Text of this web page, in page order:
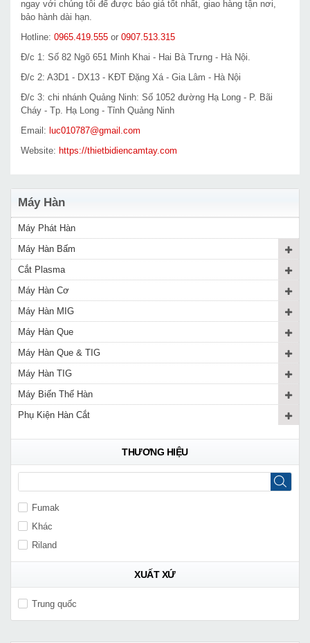
ngay với chúng tôi để được báo giá tốt nhất, giao hàng tận nơi,
bảo hành dài hạn.
Hotline: 0965.419.555 or 0907.513.315
Đ/c 1: Số 82 Ngõ 651 Minh Khai - Hai Bà Trưng - Hà Nội.
Đ/c 2: A3D1 - DX13 - KĐT Đặng Xá - Gia Lâm - Hà Nội
Đ/c 3: chi nhánh Quảng Ninh: Số 1052 đường Hạ Long - P. Bãi
Cháy - Tp. Hạ Long - Tỉnh Quảng Ninh
Email: luc010787@gmail.com
Website: https://thietbidiencamtay.com
Máy Hàn
Máy Phát Hàn
Máy Hàn Bấm
Cắt Plasma
Máy Hàn Cơ
Máy Hàn MIG
Máy Hàn Que
Máy Hàn Que & TIG
Máy Hàn TIG
Máy Biến Thế Hàn
Phụ Kiện Hàn Cắt
THƯƠNG HIỆU
Fumak
Khác
Riland
XUẤT XỨ
Trung quốc